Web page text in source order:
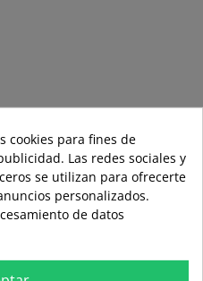
cookies para fines de
Las redes sociales y
se utilizan para ofrecerte
personalizados.
de datos